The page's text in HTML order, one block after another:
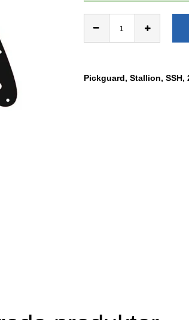
Pickguard, Stallion,